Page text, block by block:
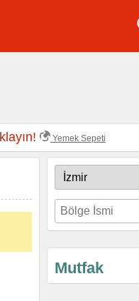
Yemek Sepeti
Mutfak